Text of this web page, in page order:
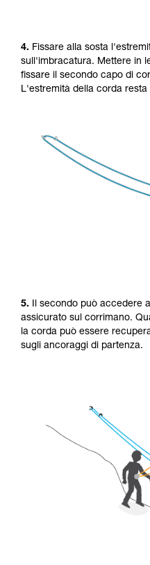
4. Fissare alla sosta
sull'imbracatura. Mettere in
fissare il secondo capo di
L'estremità della corda
5. Il secondo può accedere
assicurato sul corrimano.
la corda può essere
sugli ancoraggi di partenza.